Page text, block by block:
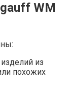
WM
из
похожих